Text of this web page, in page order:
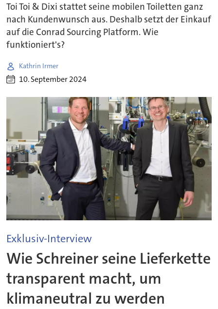
Toi Toi & Dixi stattet seine mobilen Toiletten ganz
nach Kundenwunsch aus. Deshalb setzt der Einkauf
auf die Conrad Sourcing Platform. Wie
funktioniert's?
Kathrin Irmer
10. September 2024
Exklusiv-Interview
Wie Schreiner seine Lieferkette
transparent macht, um
klimaneutral zu werden